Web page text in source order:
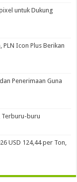
untuk Dukung
Icon Plus Berikan
Penerimaan Guna
Terburu-buru
USD 124,44 per Ton,